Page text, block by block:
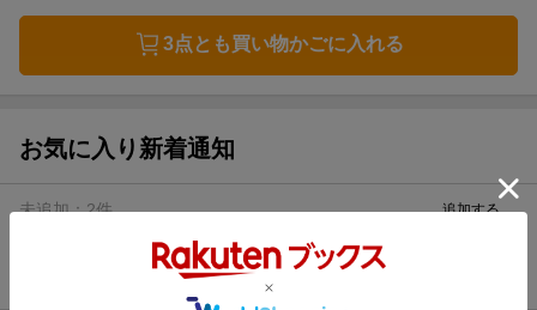
3点とも買い物かごに入れる
お気に入り新着通知
未追加：2件 追加する